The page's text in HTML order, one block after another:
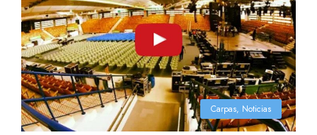
Carpas, Noticias